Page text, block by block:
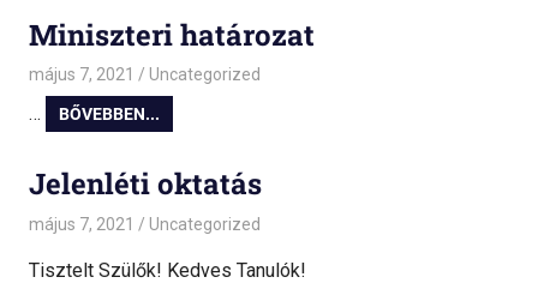
Miniszteri határozat
május 7, 2021 admin
Uncategorized
… BŐVEBBEN...
Jelenléti oktatás
május 7, 2021 admin
Uncategorized
Tisztelt Szülők! Kedves Tanulók!